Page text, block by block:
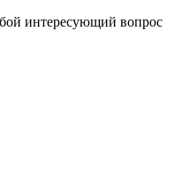
интересующий вопрос